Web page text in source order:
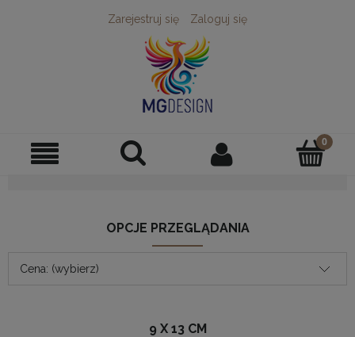
Zarejestruj się Zaloguj się
OPCJE PRZEGLĄDANIA
Cena: (wybierz)
9 X 13 CM